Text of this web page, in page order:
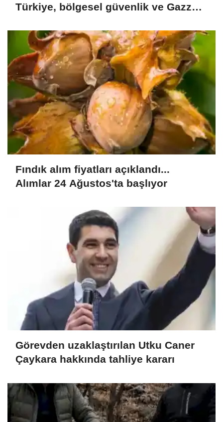
Türkiye, bölgesel güvenlik ve Gazze
Fındık alım fiyatları açıklandı...
Alımlar 24 Ağustos'ta başlıyor
Görevden uzaklaştırılan Utku Caner
Çaykara hakkında tahliye kararı